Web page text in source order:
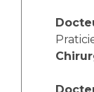
Dossiers de
Médiathèque